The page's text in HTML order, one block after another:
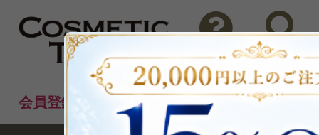
問い合わせ 検索
会員登録後のお買い物でポイントプレゼント！